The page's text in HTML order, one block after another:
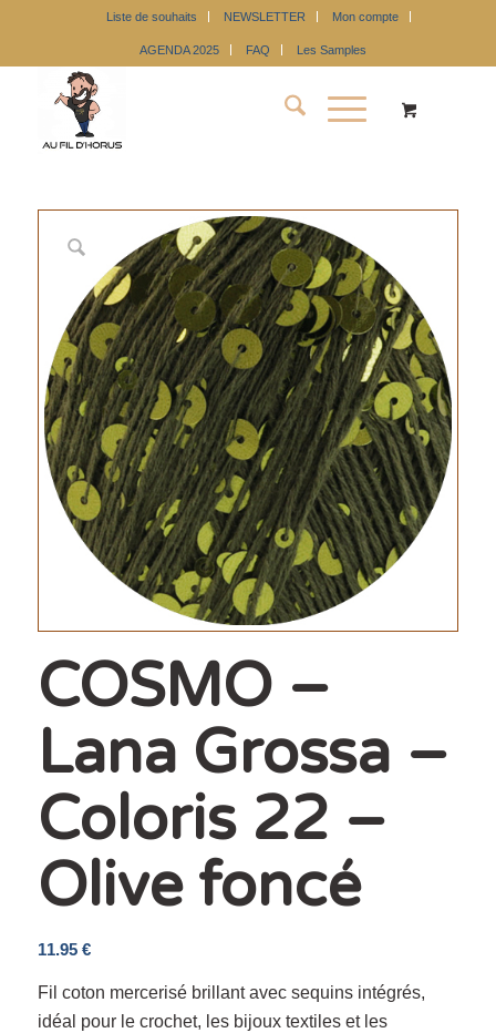
Liste de souhaits NEWSLETTER Mon compte
AGENDA 2025 FAQ Les Samples
COSMO –
Lana Grossa –
Coloris 22 –
Olive foncé
11.95 €
Fil coton mercerisé brillant avec sequins intégrés,
idéal pour le crochet, les bijoux textiles et les